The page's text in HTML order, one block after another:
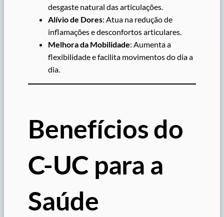
desgaste natural das articulações.
Alívio de Dores: Atua na redução de
inflamações e desconfortos articulares.
Melhora da Mobilidade: Aumenta a
flexibilidade e facilita movimentos do dia a
dia.
Benefícios do
C-UC para a
Saúde